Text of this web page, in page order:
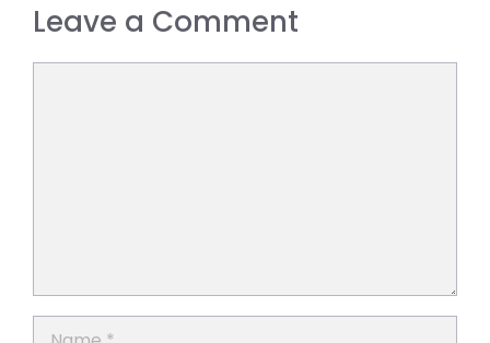
Leave a Comment
Name